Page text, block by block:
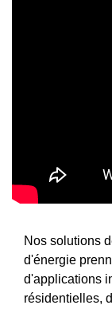
Nos solutions
d'énergie
d'applications
résidentielles,